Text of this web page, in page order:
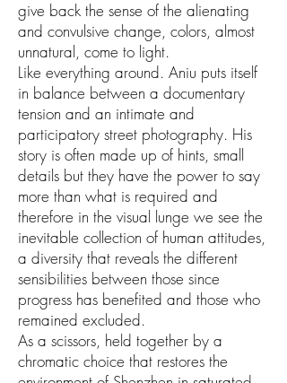
give back the sense of the alienating
and convulsive change, colors, almost
unnatural, come to light.
Like everything around. Aniu puts itself
in balance between a documentary
tension and an intimate and
participatory street photography. His
story is often made up of hints, small
details but they have the power to say
more than what is required and
therefore in the visual lunge we see the
inevitable collection of human attitudes,
a diversity that reveals the different
sensibilities between those since
progress has benefited and those who
remained excluded.
As a scissors, held together by a
chromatic choice that restores the